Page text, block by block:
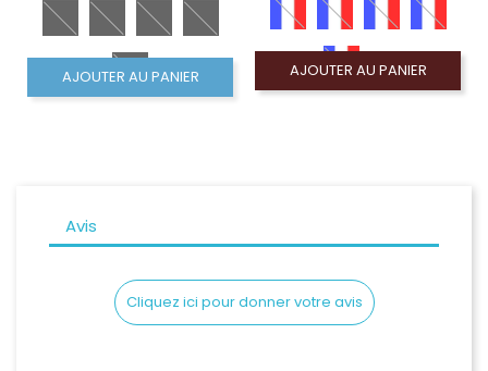
AJOUTER AU PANIER AJOUTER AU PANIER
Avis
Cliquez ici pour donner votre avis